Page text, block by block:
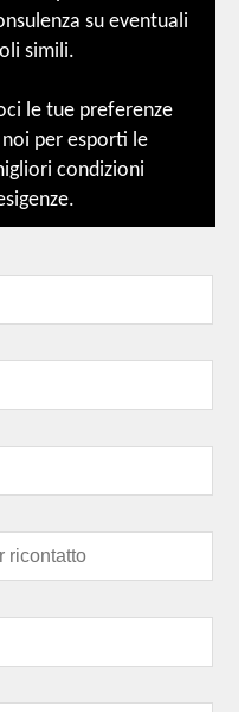
su eventuali
simili.
le tue preferenze
per esporti le
condizioni